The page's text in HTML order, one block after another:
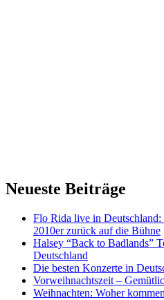
Neueste Beiträge
Flo Rida live in
2010er zurück auf die Bühne
Halsey “Back to Badlands”
Deutschland
Die besten Konzerte in
Vorweihnachtszeit –
Weihnachten: Woher